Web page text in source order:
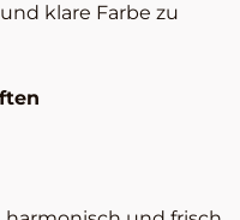
klare Farbe zu